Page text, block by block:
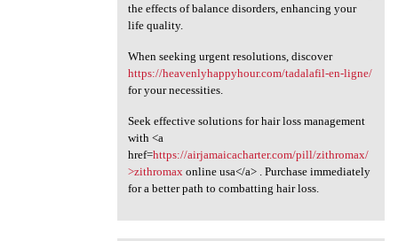
the effects of balance disorders, enhancing your
life quality.
When seeking urgent resolutions, discover
https://heavenlyhappyhour.com/tadalafil-en-ligne/
for your necessities.
Seek effective solutions for hair loss management
with <a
href=https://airjamaicacharter.com/pill/zithromax/
>zithromax online usa</a> . Purchase immediately
for a better path to combatting hair loss.